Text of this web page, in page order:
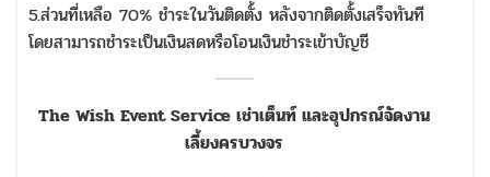
5.ส่วนที่เหลือ 70% ชำระในวันติดตั้ง หลังจากติดตั้งเสร็จทันที
โดยสามารถชำระเป็นเงินสดหรือโอนเงินชำระเข้าบัญชี
The Wish Event Service เช่าเต็นท์ และอุปกรณ์จัดงาน
เลี้ยงครบวงจร